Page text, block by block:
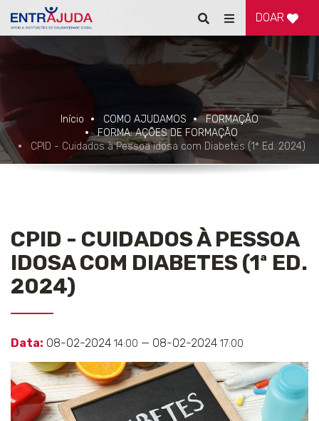
Pesquisar
Alternar
de
navegação
DOAR
Início COMO AJUDAMOS
FORMAÇÃO
FORMA: AÇÕES DE FORMAÇÃO
CPID - Cuidados à Pessoa idosa com Diabetes (1ª Ed. 2024)
CPID - CUIDADOS À PESSOA
IDOSA COM DIABETES (1ª ED.
2024)
Data: 08-02-2024 14:00 — 08-02-2024 17:00